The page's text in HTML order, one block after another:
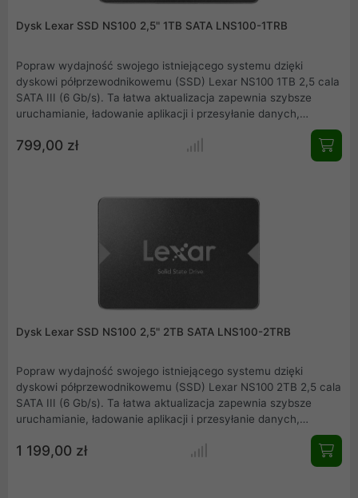
Dysk Lexar SSD NS100 2,5" 1TB SATA LNS100-1TRB
Popraw wydajność swojego istniejącego systemu dzięki
dyskowi półprzewodnikowemu (SSD) Lexar NS100 1TB 2,5 cala
SATA III (6 Gb/s). Ta łatwa aktualizacja zapewnia szybsze
uruchamianie, ładowanie aplikacji i przesyłanie danych,
zmieniając stary komputer z dinozaura w dynamo z prędkością
odczytu do 550 MB/s. Jest także chłodniejszy, cichszy i
799,00 zł
Dysk Lexar SSD NS100 2,5" 2TB SATA LNS100-2TRB
Popraw wydajność swojego istniejącego systemu dzięki
dyskowi półprzewodnikowemu (SSD) Lexar NS100 2TB 2,5 cala
SATA III (6 Gb/s). Ta łatwa aktualizacja zapewnia szybsze
uruchamianie, ładowanie aplikacji i przesyłanie danych,
zmieniając stary komputer z dinozaura w dynamo z prędkością
odczytu do 550 MB/s. Jest także chłodniejszy, cichszy i
1 199,00 zł